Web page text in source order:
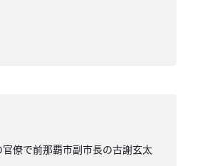
僚で前那覇市副市長の古謝玄太